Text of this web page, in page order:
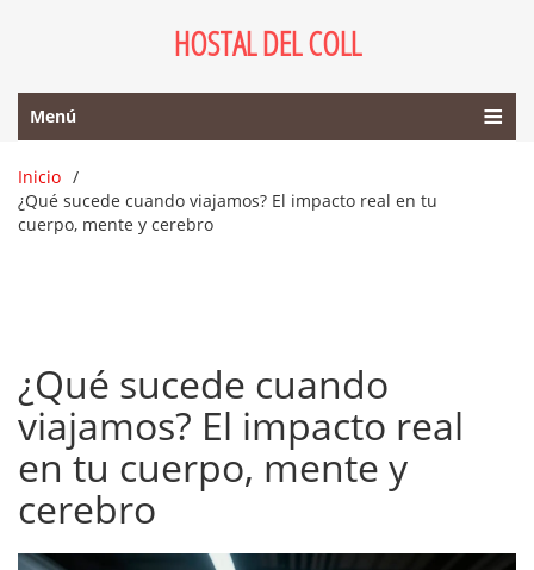
HOSTAL DEL COLL
Menú
Inicio
¿Qué sucede cuando viajamos? El impacto real en tu
cuerpo, mente y cerebro
¿Qué sucede cuando
viajamos? El impacto real
en tu cuerpo, mente y
cerebro